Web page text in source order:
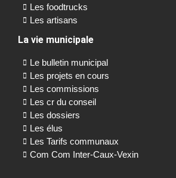
Les foodtrucks
Les artisans
La vie municipale
Le bulletin municipal
Les projets en cours
Les commissions
Les cr du conseil
Les dossiers
Les élus
Les Tarifs communaux
Com Com Inter-Caux-Vexin